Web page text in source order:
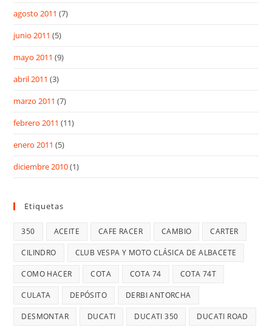
agosto 2011 (7)
junio 2011 (5)
mayo 2011 (9)
abril 2011 (3)
marzo 2011 (7)
febrero 2011 (11)
enero 2011 (5)
diciembre 2010(1)
Etiquetas
350 ACEITE CAFE RACER CAMBIO CARTER
CILINDRO CLUB VESPA Y MOTO CLÁSICA DE ALBACETE
COMO HACER COTA COTA 74 COTA 74T
CULATA DEPÓSITO DERBI ANTORCHA
DESMONTAR DUCATI DUCATI 350 DUCATI ROAD